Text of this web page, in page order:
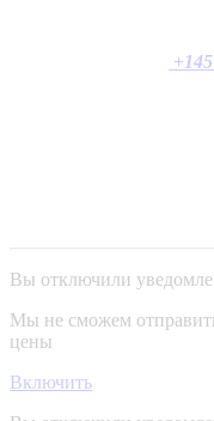
+145
Вы отключили
Мы не сможем
цены
Включить